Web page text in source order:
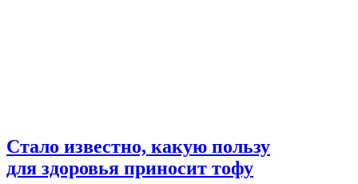
Стало известно, какую пользу
для здоровья приносит тофу